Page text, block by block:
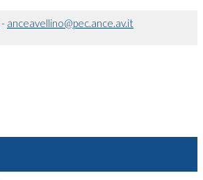
- anceavellino@pec.ance.av.it